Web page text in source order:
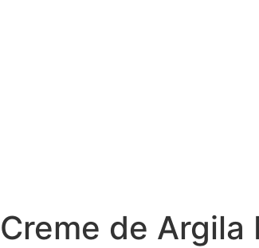
Creme de